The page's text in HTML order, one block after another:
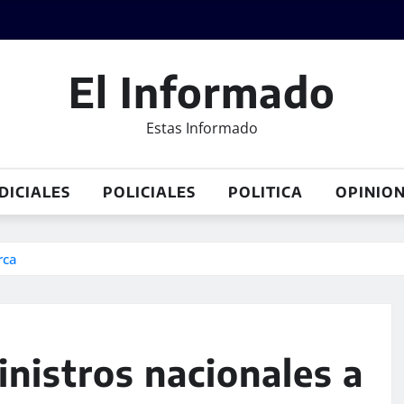
El Informado
Estas Informado
POLICIALES POLITICA
nacionales a